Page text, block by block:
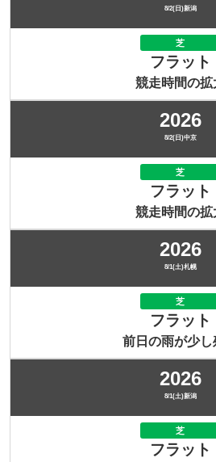
8/2(日)新潟
芝
フラット
競走時間の拡
2026
8/2(日)中京
芝
フラット
競走時間の拡
2026
8/1(土)札幌
芝
フラット
前日の雨が少し
2026
8/1(土)新潟
芝
フラット